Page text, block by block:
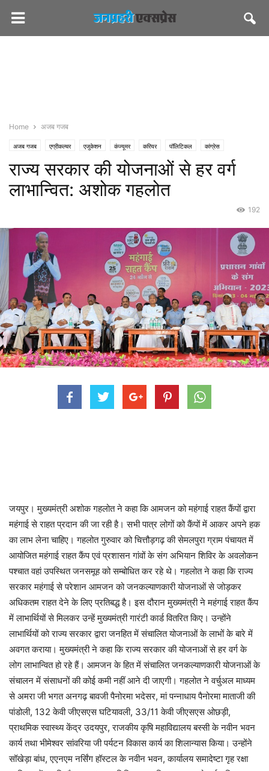
Home अजब गजब
अजब गजब एग्रीकल्चर एजुकेशन कंज्यूमर करियर पॉलिटिकल कांग्रेस
जनप्रहरी एक्सप्रेस जनप्रहरी लेटेस्ट राज्य
शासन-प्रशासन मेडिकल सीएमओ राजस्थान सेहत
राज्य सरकार की योजनाओं से हर वर्ग
लाभान्वित: अशोक गहलोत
192
जयपुर। मुख्यमंत्री अशोक गहलोत ने कहा कि आमजन को महंगाई राहत कैंपों द्वारा
महंगाई से राहत प्रदान की जा रही है। सभी पात्र लोगों को कैंपों में आकर अपने हक
का लाभ लेना चाहिए। गहलोत गुरुवार को चित्तौड़गढ़ की सेमलपुरा ग्राम पंचायत में
आयोजित महंगाई राहत कैंप एवं प्रशासन गांवों के संग अभियान शिविर के अवलोकन
पश्चात वहां उपस्थित जनसमूह को सम्बोधित कर रहे थे। गहलोत ने कहा कि राज्य
सरकार महंगाई से परेशान आमजन को जनकल्याणकारी योजनाओं से जोड़कर
अधिकतम राहत देने के लिए प्रतिबद्ध है। इस दौरान मुख्यमंत्री ने महंगाई राहत कैंप
में लाभार्थियों से मिलकर उन्हें मुख्यमंत्री गारंटी कार्ड वितरित किए। उन्होंने
लाभार्थियों को राज्य सरकार द्वारा जनहित में संचालित योजनाओं के लाभों के बारे में
अवगत कराया। मुख्यमंत्री ने कहा कि राज्य सरकार की योजनाओं से हर वर्ग के
लोग लाभान्वित हो रहे हैं। आमजन के हित में संचालित जनकल्याणकारी योजनाओं के
संचालन में संसाधनों की कोई कमी नहीं आने दी जाएगी। गहलोत ने वर्चुअल माध्यम
से अमरा जी भगत अनगढ़ बावजी पैनोरमा भदेसर, मां पन्नाधाय पैनोरमा माताजी की
पांडोली, 132 केवी जीएसएस घटियावली, 33/11 केवी जीएसएस ओछड़ी,
प्राथमिक स्वास्थ्य केंद्र उदयपुर, राजकीय कृषि महाविद्यालय बस्सी के नवीन भवन
कार्य तथा भीमेश्वर सांवरिया जी पर्यटन विकास कार्य का शिलान्यास किया। उन्होंने
सॉखेड़ा बांध, एएनएम नर्सिंग हॉस्टल के नवीन भवन, कार्यालय समादेष्टा गृह रक्षा